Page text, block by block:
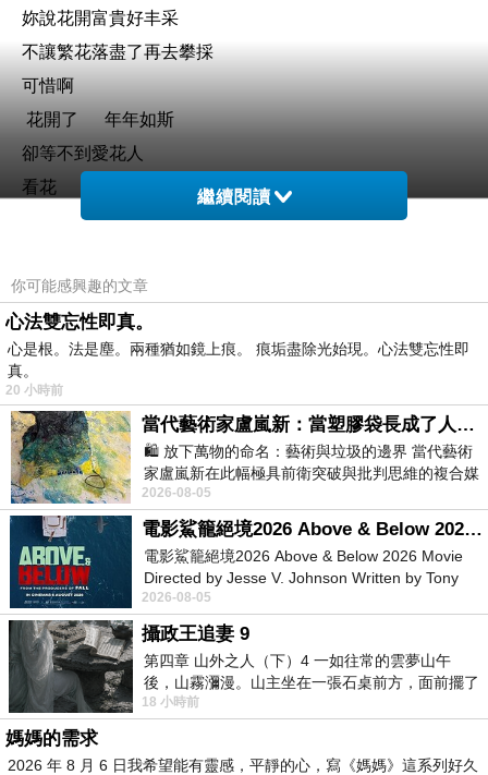
妳說花開富貴好丰采
不讓繁花落盡了再去攀採
可惜啊
花開了 年年如斯
卻等不到愛花人
看花
妳說蜂蝶有意花無情
顧看落花濱紛飛去
想抓
一把翩然落紅送上相思
驀然
妳卻在花園新城裡
闌珊
想妳的一顰眉笑
啊
多情只會讓人傷別離
繁錦只在一瞬間
流水卻不了情
回眸
卻在等待中
繼續閱讀
你可能感興趣的文章
心法雙忘性即真。
心是根。法是塵。兩種猶如鏡上痕。 痕垢盡除光始現。心法雙忘性即
真。
20 小時前
當代藝術家盧嵐新：當塑膠袋長成了人的模樣，我們的目光是否學會了放下偏見？
🛍️ 放下萬物的命名：藝術與垃圾的邊界 當代藝術
家盧嵐新在此幅極具前衛突破與批判思維的複合媒
材新作中，直接將被大眾定義為廢棄物
2026-08-05
電影鯊籠絕境2026 Above & Below 2026 Movie
電影鯊籠絕境2026 Above & Below 2026 Movie
Directed by Jesse V. Johnson Written by Tony
Giordano Starring Laura Maran
2026-08-05
攝政王追妻 9
第四章 山外之人（下）4 一如往常的雲夢山午
後，山霧瀰漫。山主坐在一張石桌前方，面前擺了
一盤未下完的棋盤，還有一壺茶與兩只冒
18 小時前
媽媽的需求
2026 年 8 月 6 日我希望能有靈感，平靜的心，寫《媽媽》這系列好久